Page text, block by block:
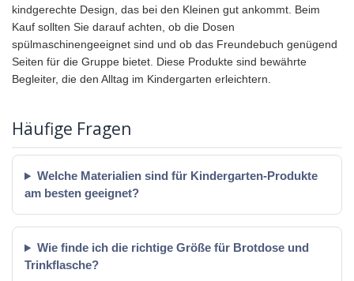
kindgerechte Design, das bei den Kleinen gut ankommt. Beim
Kauf sollten Sie darauf achten, ob die Dosen
spülmaschinengeeignet sind und ob das Freundebuch genügend
Seiten für die Gruppe bietet. Diese Produkte sind bewährte
Begleiter, die den Alltag im Kindergarten erleichtern.
Häufige Fragen
Welche Materialien sind für Kindergarten-Produkte
am besten geeignet?
Wie finde ich die richtige Größe für Brotdose und
Trinkflasche?